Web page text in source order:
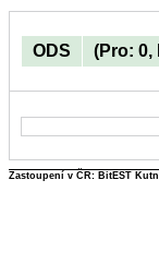
ODS (Pro: 0,
Zastoupení v ČR: BitEST